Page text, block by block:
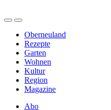
zum
wechseln
Magazin
Oberneuland
Rezepte
Garten
Wohnen
Kultur
Region
Magazine
Abo